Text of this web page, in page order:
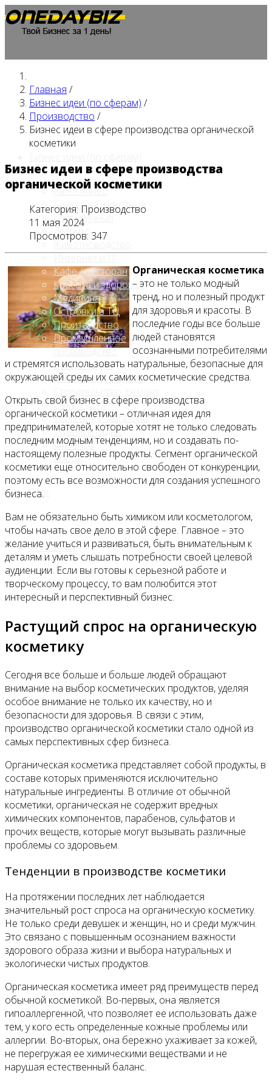
Главная
Автобизнес
Бизнес на животных
Гостиничный
Детские
Животноводство
Кафе / ресторан
Красота и здоровье
Медицина
Островки в ТЦ
Производство
Промышленное
производство
Развлечения
Сельское хозяйство
Сфера услуг
Торговля и магазины
Туризм и отдых
Финансы
Хобби
Блог
Контакты
Главная /
Бизнес идеи (по сферам) /
Производство /
Бизнес идеи в сфере производства органической
косметики
Бизнес идеи в сфере производства
органической косметики
Категория: Производство
11 мая 2024
Просмотров: 347
Органическая косметика
– это не только модный
тренд, но и полезный продукт
для здоровья и красоты. В
последние годы все больше
людей становятся
осознанными потребителями
и стремятся использовать натуральные, безопасные для
окружающей среды их самих косметические средства.
Открыть свой бизнес в сфере производства
органической косметики – отличная идея для
предпринимателей, которые хотят не только следовать
последним модным тенденциям, но и создавать по-
настоящему полезные продукты. Сегмент органической
косметики еще относительно свободен от конкуренции,
поэтому есть все возможности для создания успешного
бизнеса.
Вам не обязательно быть химиком или косметологом,
чтобы начать свое дело в этой сфере. Главное – это
желание учиться и развиваться, быть внимательным к
деталям и уметь слышать потребности своей целевой
аудиенции. Если вы готовы к серьезной работе и
творческому процессу, то вам полюбится этот
интересный и перспективный бизнес.
Растущий спрос на органическую
косметику
Сегодня все больше и больше людей обращают
внимание на выбор косметических продуктов, уделяя
особое внимание не только их качеству, но и
безопасности для здоровья. В связи с этим,
производство органической косметики стало одной из
самых перспективных сфер бизнеса.
Органическая косметика представляет собой продукты, в
составе которых применяются исключительно
натуральные ингредиенты. В отличие от обычной
косметики, органическая не содержит вредных
химических компонентов, парабенов, сульфатов и
прочих веществ, которые могут вызывать различные
проблемы со здоровьем.
Тенденции в производстве косметики
На протяжении последних лет наблюдается
значительный рост спроса на органическую косметику.
Не только среди девушек и женщин, но и среди мужчин.
Это связано с повышенным осознанием важности
здорового образа жизни и выбора натуральных и
экологически чистых продуктов.
Органическая косметика имеет ряд преимуществ перед
обычной косметикой. Во-первых, она является
гипоаллергенной, что позволяет ее использовать даже
тем, у кого есть определенные кожные проблемы или
аллергии. Во-вторых, она бережно ухаживает за кожей,
не перегружая ее химическими веществами и не
нарушая естественный баланс.